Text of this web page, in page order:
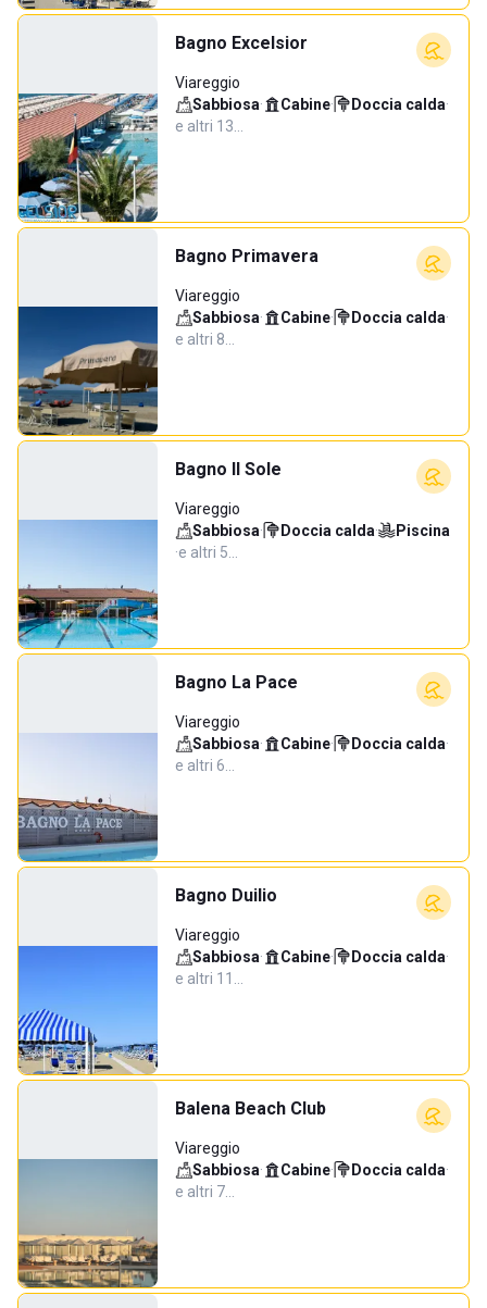
Bagno Excelsior
Viareggio
Sabbiosa· Cabine· Doccia calda·
e altri 13…
Bagno Primavera
Viareggio
Sabbiosa· Cabine· Doccia calda·
e altri 8…
Bagno Il Sole
Viareggio
Sabbiosa· Doccia calda·
Piscina
·e altri 5…
Bagno La Pace
Viareggio
Sabbiosa· Cabine· Doccia calda·
e altri 6…
Bagno Duilio
Viareggio
Sabbiosa· Cabine· Doccia calda·
e altri 11…
Balena Beach Club
Viareggio
Sabbiosa· Cabine· Doccia calda·
e altri 7…